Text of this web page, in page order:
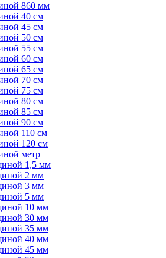
860 мм
40 см
45 см
50 см
55 см
60 см
65 см
70 см
75 см
80 см
85 см
90 см
110 см
120 см
метр
1,5 мм
2 мм
3 мм
5 мм
10 мм
30 мм
35 мм
40 мм
45 мм